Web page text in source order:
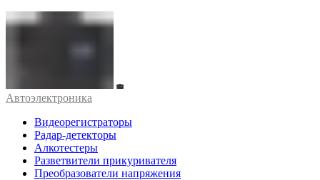
Автоэлектроника
Видеорегистраторы
Радар-детекторы
Алкотестеры
Разветвители прикуривателя
Преобразователи напряжения